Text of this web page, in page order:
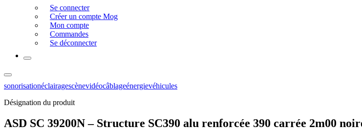
Se connecter
Créer un compte Mog
Mon compte
Commandes
Se déconnecter
sonorisationéclairagescènevidéocâblageénergievéhicules
Désignation du produit
ASD SC 39200N – Structure SC390 alu renforcée 390 carrée 2m00